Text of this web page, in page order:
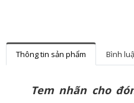
Thông tin sản phẩm Bình
Tem nhãn cho